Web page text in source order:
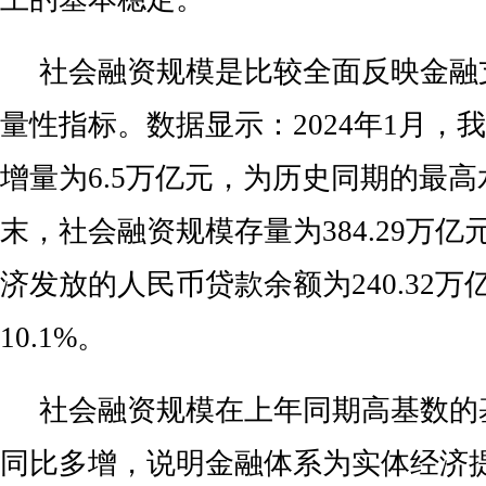
社会融资规模是比较全面反映金
量性指标。数据显示：2024年1月，
增量为6.5万亿元，为历史同期的最
末，社会融资规模存量为384.29万亿
济发放的人民币贷款余额为240.32万
10.1%。
社会融资规模在上年同期高基数
同比多增，说明金融体系为实体经济